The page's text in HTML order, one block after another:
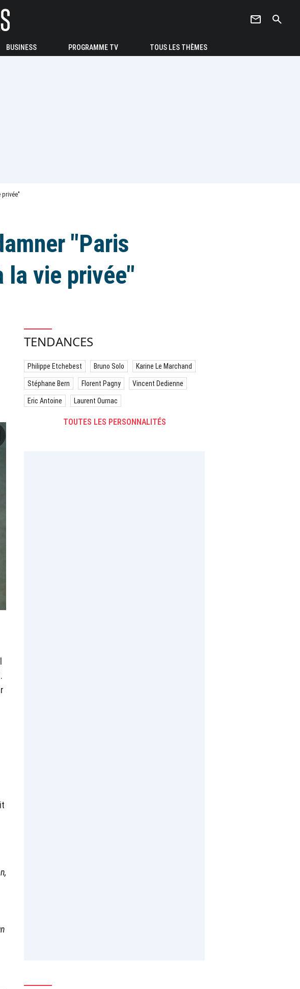
newsletter search
BUSINESS PROGRAMME TV TOUS LES THÈMES
privée"
"Paris
la vie privée"
TENDANCES
Philippe Etchebest Bruno Solo Karine Le Marchand
Stéphane Bern Florent Pagny Vincent Dedienne
Eric Antoine Laurent Ournac
TOUTES LES PERSONNALITÉS